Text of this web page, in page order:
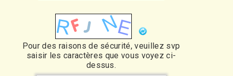
Pour des raisons de sécurité, veuillez svp
saisir les caractères que vous voyez ci-
dessus.